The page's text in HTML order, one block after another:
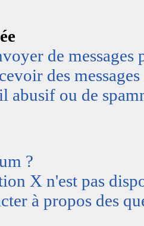
de messages
des
abusif ou de
?
X n'est pas
à propos des